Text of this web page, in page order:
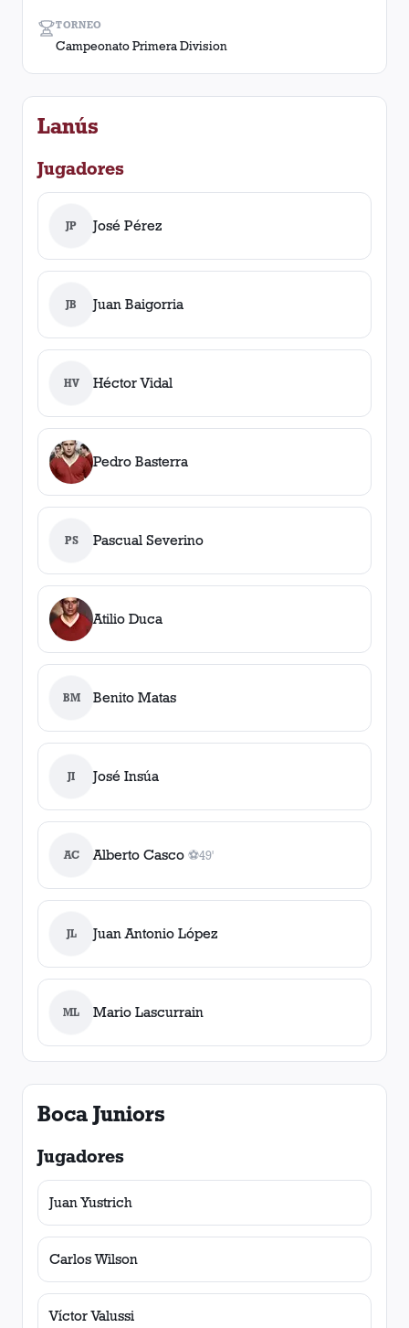
TORNEO
Campeonato Primera Division
Lanús
Jugadores
JP José Pérez
JB Juan Baigorria
HV Héctor Vidal
Pedro Basterra
PS Pascual Severino
Atilio Duca
BM Benito Matas
JI José Insúa
AC Alberto Casco ⚽
1gol
49'
JL Juan Antonio López
ML Mario Lascurrain
Boca Juniors
Jugadores
Juan Yustrich
Carlos Wilson
Víctor Valussi